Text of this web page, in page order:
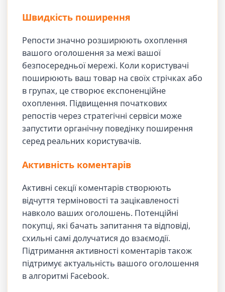
Швидкість поширення
Репости значно розширюють охоплення
вашого оголошення за межі вашої
безпосередньої мережі. Коли користувачі
поширюють ваш товар на своїх стрічках або
в групах, це створює експоненційне
охоплення. Підвищення початкових
репостів через стратегічні сервіси може
запустити органічну поведінку поширення
серед реальних користувачів.
Активність коментарів
Активні секції коментарів створюють
відчуття терміновості та зацікавленості
навколо ваших оголошень. Потенційні
покупці, які бачать запитання та відповіді,
схильні самі долучатися до взаємодії.
Підтримання активності коментарів також
підтримує актуальність вашого оголошення
в алгоритмі Facebook.